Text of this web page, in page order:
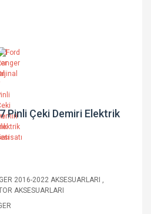
Pinli Çeki Demiri Elektrik
2016-2022 AKSESUARLARI ,
AKSESUARLARI